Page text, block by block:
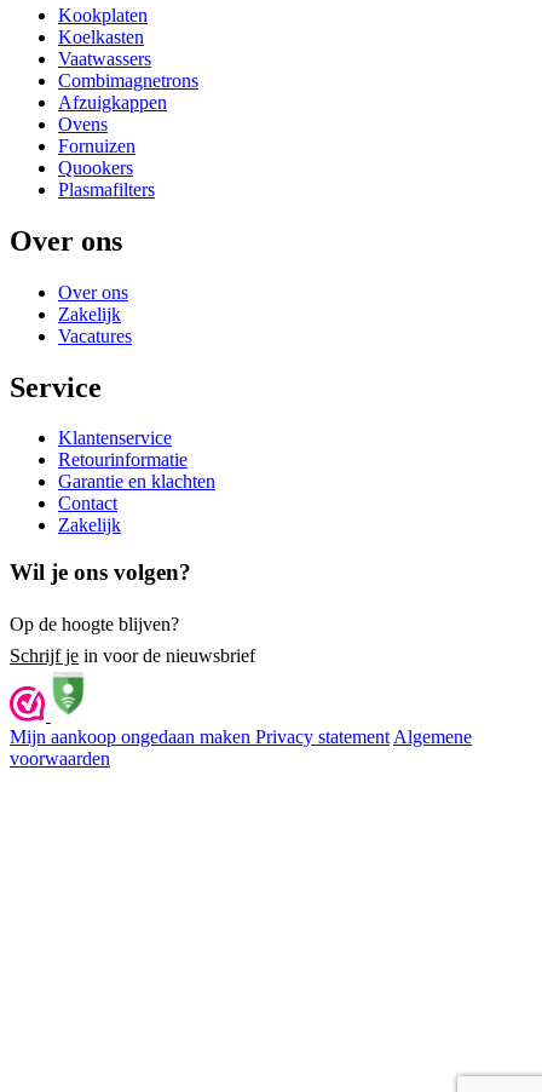
Kookplaten
Koelkasten
Vaatwassers
Combimagnetrons
Afzuigkappen
Ovens
Fornuizen
Quookers
Plasmafilters
Over ons
Over ons
Zakelijk
Vacatures
Service
Klantenservice
Retourinformatie
Garantie en klachten
Contact
Zakelijk
Wil je ons volgen?
Op de hoogte blijven?
Schrijf je in voor de nieuwsbrief
Mijn aankoop ongedaan maken Privacy statement Algemene
voorwaarden